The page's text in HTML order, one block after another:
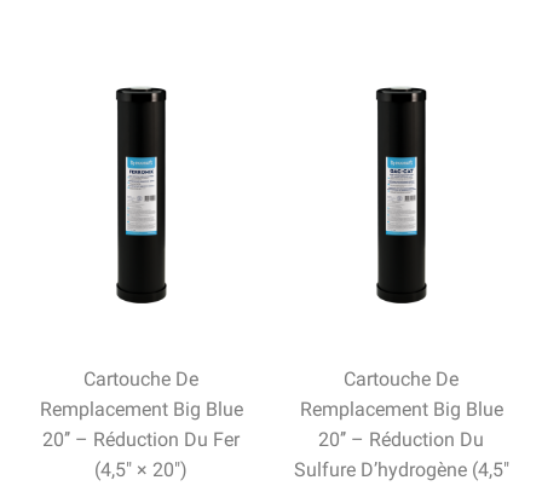
Cartouche De
Remplacement Big Blue
20’’ – Réduction Du Fer
(4,5″ × 20″)
Cartouche De
Remplacement Big Blue
20’’ – Réduction Du
Sulfure D’hydrogène (4,5″